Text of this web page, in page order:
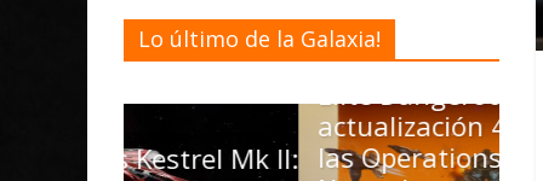
Lo último de la Galaxia!
Mk II:
actualización 4.4.0: llegan
las Operations, el vehículo